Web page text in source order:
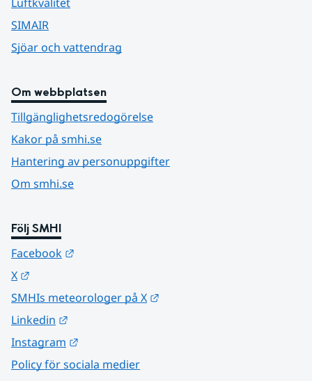
SIMAIR
Sjöar och vattendrag
Om webbplatsen
Tillgänglighetsredogörelse
Kakor på smhi.se
Hantering av personuppgifter
Om smhi.se
Följ SMHI
Facebook
X
SMHIs meteorologer på X
Linkedin
Instagram
Policy för sociala medier